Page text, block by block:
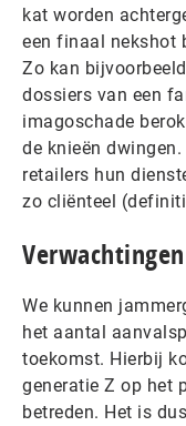
kat worden
een finaal nekshot
Zo kan
dossiers van een
imagoschade
de knieën
retailers hun
zo cliënteel
We kunnen
het aantal
toekomst. Hierbij
generatie Z op het
betreden. Het is